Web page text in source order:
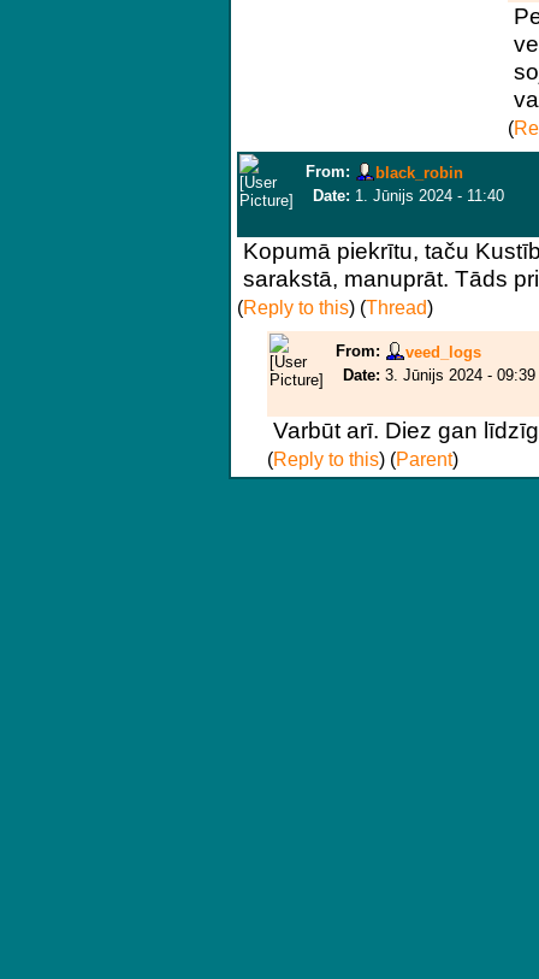
(
From:
black_robin
Date: 1. Jūnijs 2024 - 11:40
Kopumā piekrītu, taču
sarakstā, manuprāt. Tāds
(Reply to this) (Thread)
From:
veed_logs
Date: 3. Jūnijs 2024 - 09:39
Varbūt arī. Diez gan
(Reply to this) (Parent)